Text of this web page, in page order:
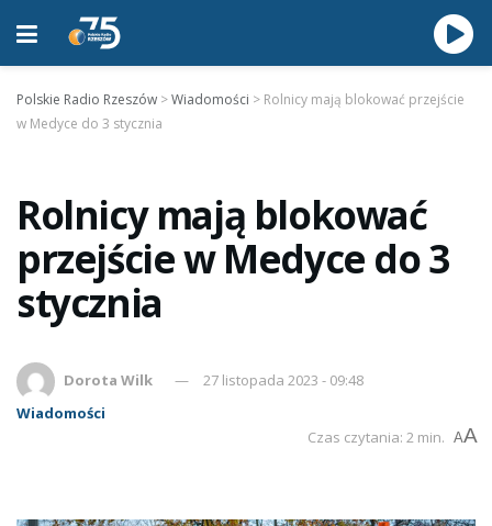
Polskie Radio Rzeszów >Wiadomości > Rolnicy mają blokować przejście
w Medyce do 3 stycznia
Rolnicy mają blokować
przejście w Medyce do 3
stycznia
Dorota Wilk
27 listopada 2023 - 09:48
Wiadomości
Czas czytania: 2 min. AA